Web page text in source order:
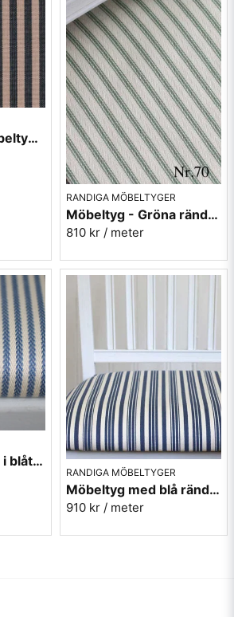
Beige randigt möbeltyg - Lill rand nr.391
RANDIGA MÖBELTYGER
Möbeltyg - Gröna ränder - Ellinor nr.70
810 kr / meter
Randigt möbeltyg i blått - Sofia Rand nr.50
RANDIGA MÖBELTYGER
Möbeltyg med blå ränder i eko-bomull - Fredrika nr.50
910 kr / meter